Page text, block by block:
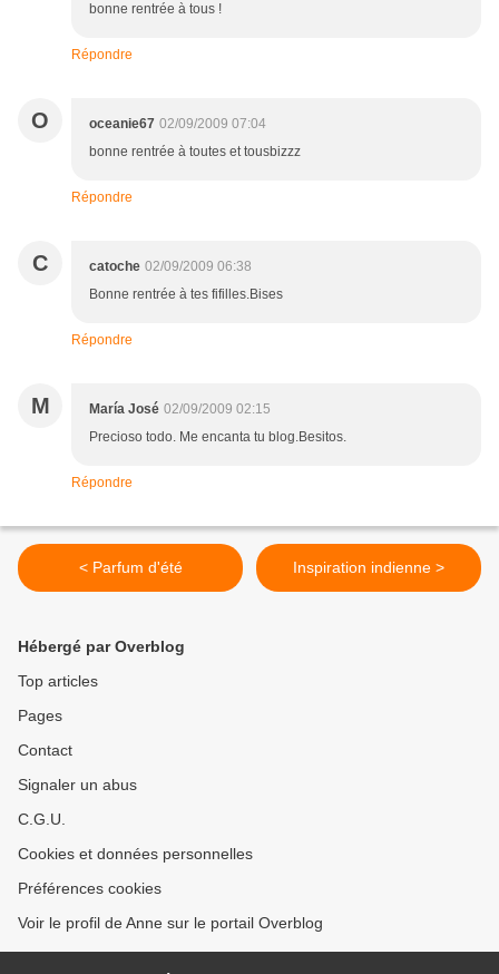
bonne rentrée à tous !
Répondre
O oceanie67 02/09/2009 07:04
bonne rentrée à toutes et tousbizzz
Répondre
C catoche 02/09/2009 06:38
Bonne rentrée à tes fifilles.Bises
Répondre
M María José 02/09/2009 02:15
Precioso todo. Me encanta tu blog.Besitos.
Répondre
< Parfum d'été Inspiration indienne >
Hébergé par Overblog
Top articles
Pages
Contact
Signaler un abus
C.G.U.
Cookies et données personnelles
Préférences cookies
Voir le profil de Anne sur le portail Overblog